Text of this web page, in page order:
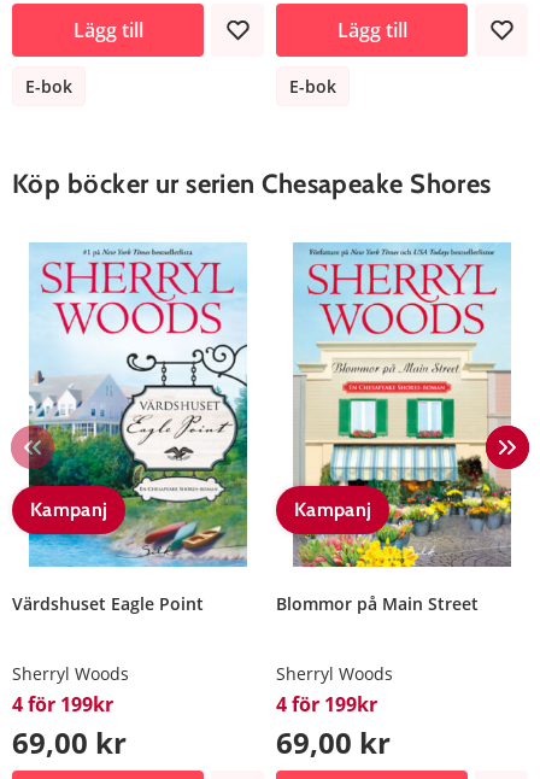
Lägg till
E-bok
Lägg till
E-bok
Köp böcker ur serien Chesapeake Shores
Kampanj
Värdshuset Eagle Point
Sherryl Woods
4 för 199kr
69,00 kr
Kampanj
Blommor på Main Street
Sherryl Woods
4 för 199kr
69,00 kr